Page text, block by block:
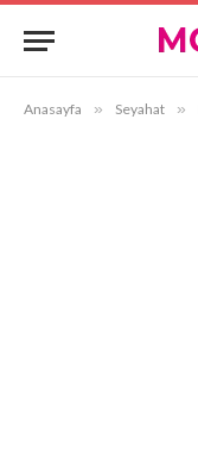
Anasayfa » Seyahat »